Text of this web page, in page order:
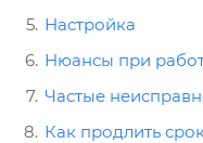
Настройка
Нюансы при
Частые
Как продлить